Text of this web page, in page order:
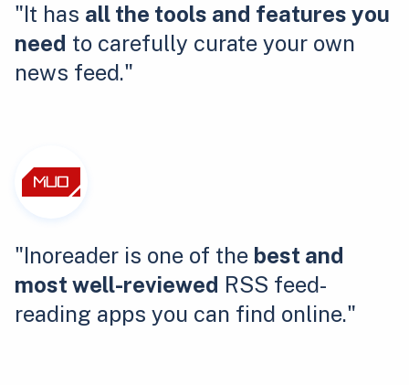
"It has all the tools and features you
need to carefully curate your own
news feed."
"Inoreader is one of the best and
most well-reviewed RSS feed-
reading apps you can find online."